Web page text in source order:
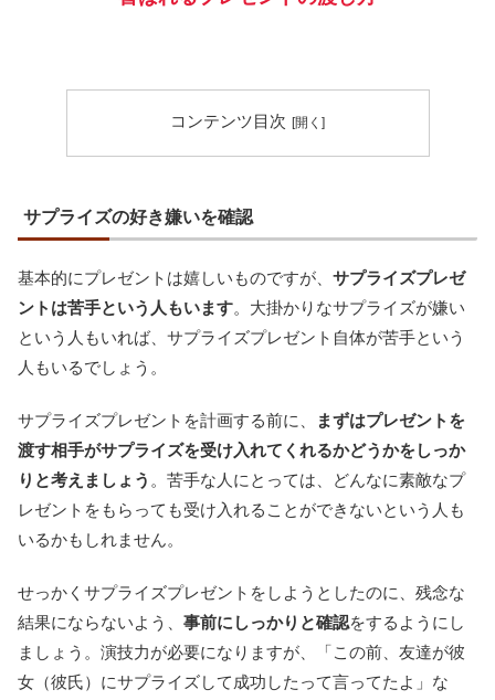
コンテンツ目次
サプライズの好き嫌いを確認
基本的にプレゼントは嬉しいものですが、 サプライズプレゼ
ントは苦手という人もいます。大掛かりなサプライズが嫌い
という人もいれば、サプライズプレゼント自体が苦手という
人もいるでしょう。
サプライズプレゼントを計画する前に、
まずはプレゼントを
渡す相手がサプライズを受け入れてくれるかどうかをしっか
りと考えましょう 。苦手な人にとっては、どんなに素敵なプ
レゼントをもらっても受け入れることができないという人も
いるかもしれません。
せっかくサプライズプレゼントをしようとしたのに、残念な
結果にならないよう、 事前にしっかりと確認をするようにし
ましょう。演技力が必要になりますが、「この前、友達が彼
女（彼氏）にサプライズして成功したって言ってたよ」な